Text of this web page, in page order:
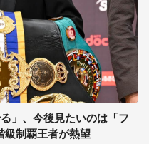
」、今後見たいのは「フ
級制覇王者が熱望